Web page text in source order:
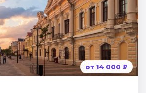
от 14 000 ₽